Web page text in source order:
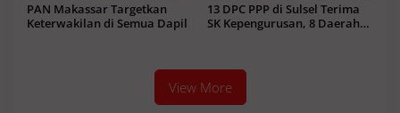
PAN Makassar Targetkan
Keterwakilan di Semua Dapil
13 DPC PPP di Sulsel Terima
SK Kepengurusan, 8 Daerah
View More